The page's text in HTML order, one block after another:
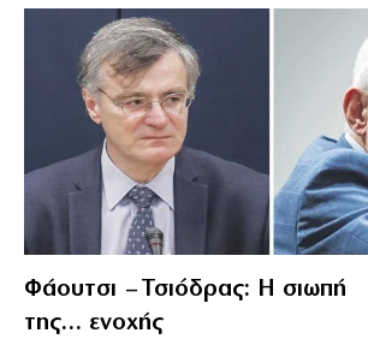
Φάουτσι – Τσιόδρας: Η σιωπή
της… ενοχής